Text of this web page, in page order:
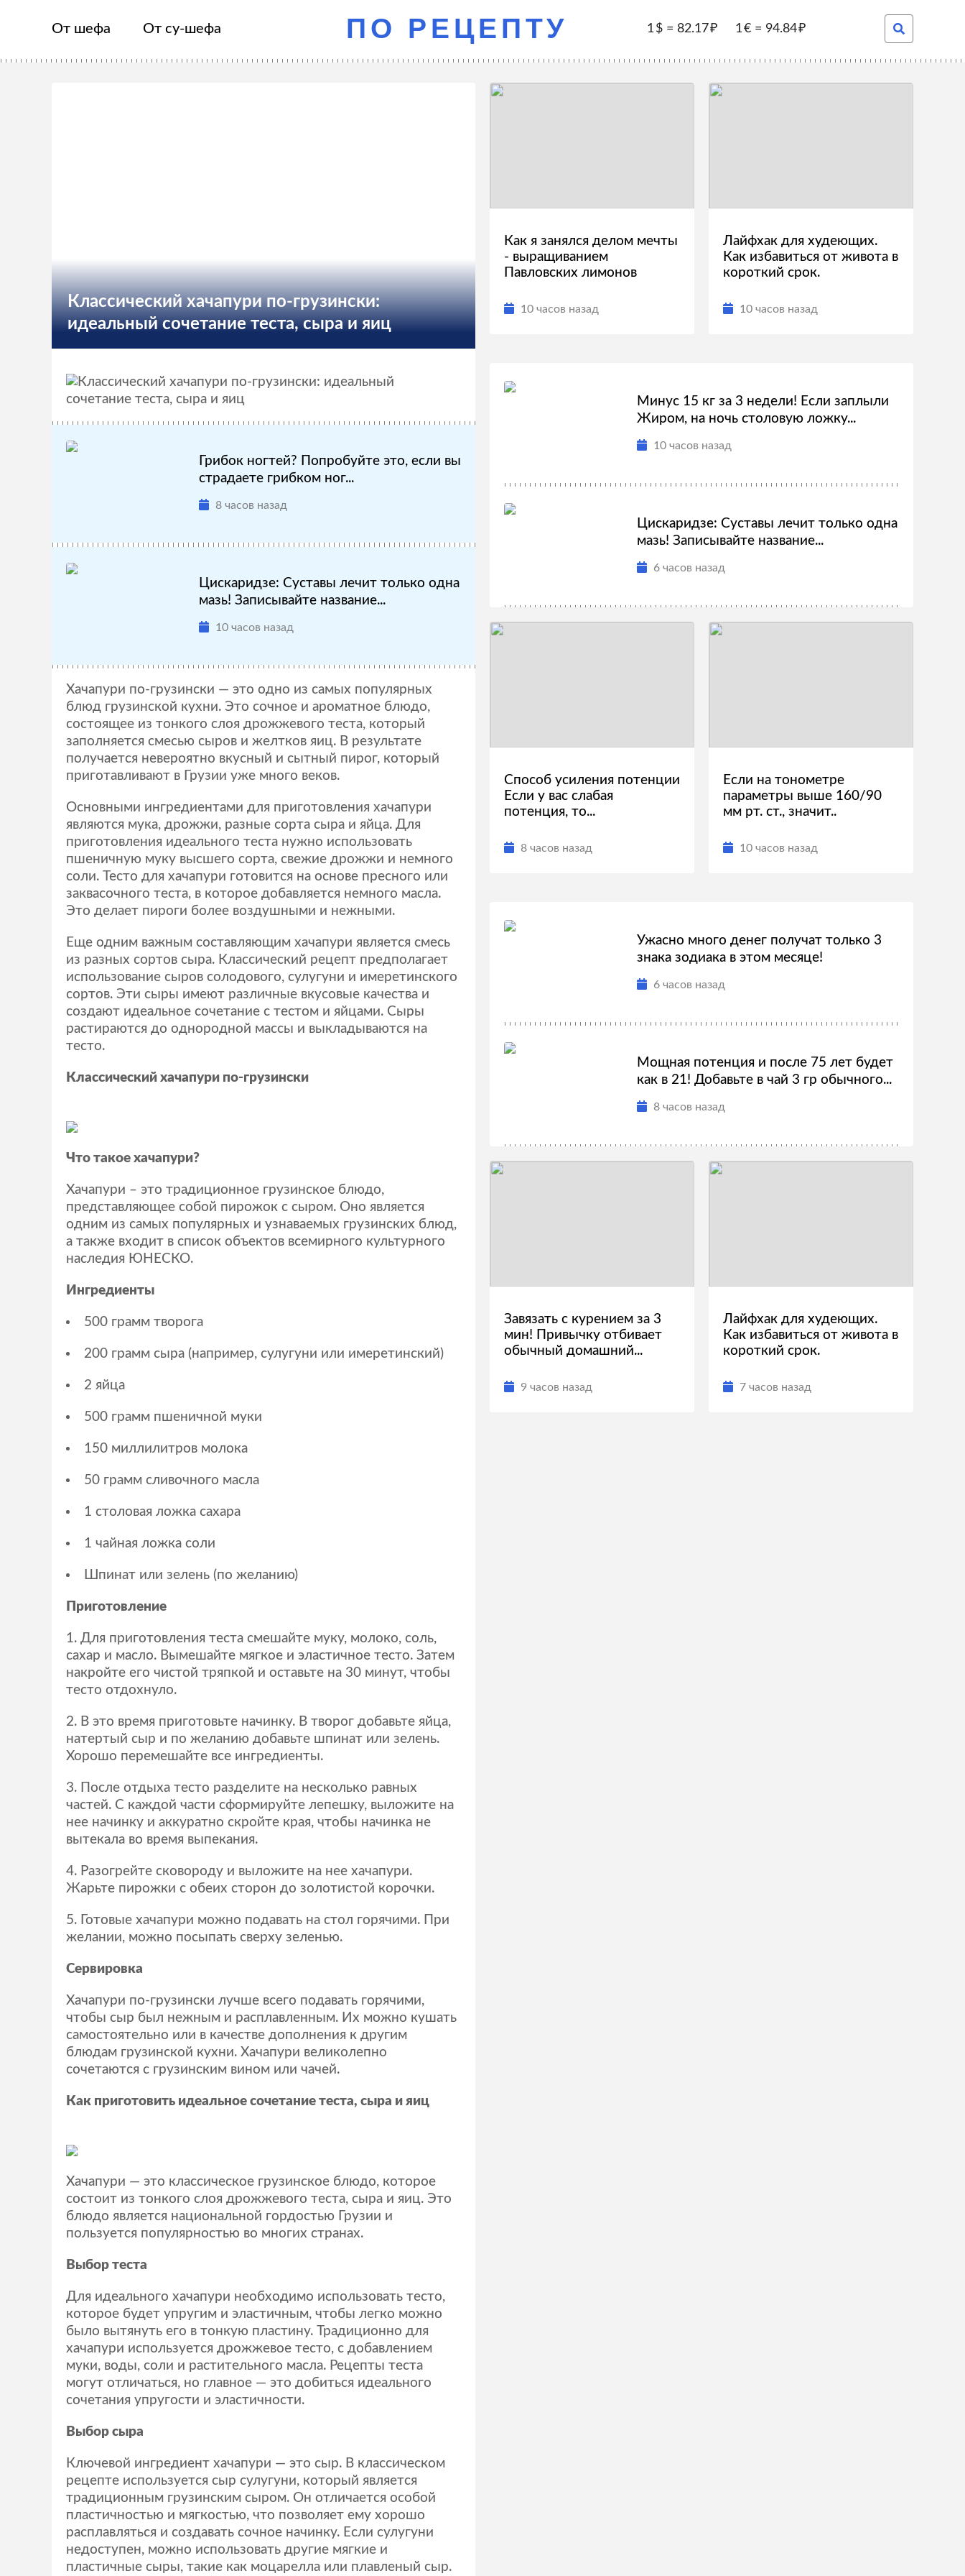
От шефа От су-шефа ПО РЕЦЕПТУ 1 = 82.17 1 = 94.84
Классический хачапури по-грузински:
идеальный сочетание теста, сыра и яиц
Грибок ногтей? Попробуйте это, если вы
страдаете грибком ног...
8 часов назад
Цискаридзе: Суставы лечит только одна
мазь! Записывайте название...
10 часов назад
Хачапури по-грузински — это одно из самых популярных
блюд грузинской кухни. Это сочное и ароматное блюдо,
состоящее из тонкого слоя дрожжевого теста, который
заполняется смесью сыров и желтков яиц. В результате
получается невероятно вкусный и сытный пирог, который
приготавливают в Грузии уже много веков.
Основными ингредиентами для приготовления хачапури
являются мука, дрожжи, разные сорта сыра и яйца. Для
приготовления идеального теста нужно использовать
пшеничную муку высшего сорта, свежие дрожжи и немного
соли. Тесто для хачапури готовится на основе пресного или
заквасочного теста, в которое добавляется немного масла.
Это делает пироги более воздушными и нежными.
Еще одним важным составляющим хачапури является смесь
из разных сортов сыра. Классический рецепт предполагает
использование сыров солодового, сулугуни и имеретинского
сортов. Эти сыры имеют различные вкусовые качества и
создают идеальное сочетание с тестом и яйцами. Сыры
растираются до однородной массы и выкладываются на
тесто.
Классический хачапури по-грузински
Что такое хачапури?
Хачапури – это традиционное грузинское блюдо,
представляющее собой пирожок с сыром. Оно является
одним из самых популярных и узнаваемых грузинских блюд,
а также входит в список объектов всемирного культурного
наследия ЮНЕСКО.
Ингредиенты
500 грамм творога
200 грамм сыра (например, сулугуни или имеретинский)
2 яйца
500 грамм пшеничной муки
150 миллилитров молока
50 грамм сливочного масла
1 столовая ложка сахара
1 чайная ложка соли
Шпинат или зелень (по желанию)
Приготовление
Для приготовления теста смешайте муку, молоко, соль,
сахар и масло. Вымешайте мягкое и эластичное тесто. Затем
накройте его чистой тряпкой и оставьте на 30 минут, чтобы
тесто отдохнуло.
В это время приготовьте начинку. В творог добавьте яйца,
натертый сыр и по желанию добавьте шпинат или зелень.
Хорошо перемешайте все ингредиенты.
После отдыха тесто разделите на несколько равных
частей. С каждой части сформируйте лепешку, выложите на
нее начинку и аккуратно скройте края, чтобы начинка не
вытекала во время выпекания.
Разогрейте сковороду и выложите на нее хачапури.
Жарьте пирожки с обеих сторон до золотистой корочки.
Готовые хачапури можно подавать на стол горячими. При
желании, можно посыпать сверху зеленью.
Сервировка
Хачапури по-грузински лучше всего подавать горячими,
чтобы сыр был нежным и расплавленным. Их можно кушать
самостоятельно или в качестве дополнения к другим
блюдам грузинской кухни. Хачапури великолепно
сочетаются с грузинским вином или чачей.
Как приготовить идеальное сочетание теста, сыра и яиц
Хачапури — это классическое грузинское блюдо, которое
состоит из тонкого слоя дрожжевого теста, сыра и яиц. Это
блюдо является национальной гордостью Грузии и
пользуется популярностью во многих странах.
Выбор теста
Для идеального хачапури необходимо использовать тесто,
которое будет упругим и эластичным, чтобы легко можно
было вытянуть его в тонкую пластину. Традиционно для
хачапури используется дрожжевое тесто, с добавлением
муки, воды, соли и растительного масла. Рецепты теста
могут отличаться, но главное — это добиться идеального
сочетания упругости и эластичности.
Выбор сыра
Ключевой ингредиент хачапури — это сыр. В классическом
рецепте используется сыр сулугуни, который является
традиционным грузинским сыром. Он отличается особой
пластичностью и мягкостью, что позволяет ему хорошо
расплавляться и создавать сочное начинку. Если сулугуни
недоступен, можно использовать другие мягкие и
пластичные сыры, такие как моцарелла или плавленый сыр.
Как я занялся делом мечты
- выращиванием
Павловских лимонов
10 часов назад
Лайфхак для худеющих.
Как избавиться от живота в
короткий срок.
10 часов назад
Минус 15 кг за 3 недели! Если заплыли
Жиром, на ночь столовую ложку...
10 часов назад
Цискаридзе: Суставы лечит только одна
мазь! Записывайте название...
6 часов назад
Способ усиления потенции
Если у вас слабая
потенция, то...
8 часов назад
Если на тонометре
параметры выше 160/90
мм рт. ст., значит..
10 часов назад
Ужасно много денег получат только 3
знака зодиака в этом месяце!
6 часов назад
Мощная потенция и после 75 лет будет
как в 21! Добавьте в чай 3 гр обычного...
8 часов назад
Завязать с курением за 3
мин! Привычку отбивает
обычный домашний...
9 часов назад
Лайфхак для худеющих.
Как избавиться от живота в
короткий срок.
7 часов назад